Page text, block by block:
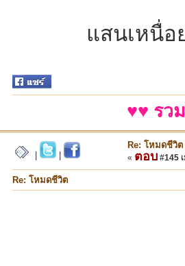
แสนเหนื่อ
♥♥ รว
Re: โหมดชีวิต
« ตอบ #145
Re: โหมดชีวิต